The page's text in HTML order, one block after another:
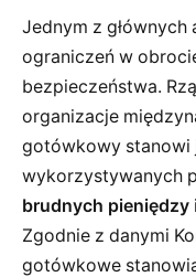
Jednym z
ograniczeń w
bezpieczeństwa.
organizacje
gotówkowy stanowi
wykorzystywanych
brudnych pieniędzy
Zgodnie z danymi
gotówkowe